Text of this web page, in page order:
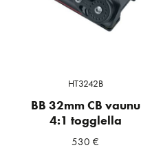
HT3242B
BB 32mm CB vaunu
4:1 togglella
530€